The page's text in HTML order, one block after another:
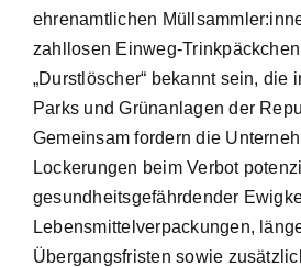
ehrenamtlichen
zahllosen Einweg-
„Durstlöscher“ bekannt sein, die
Parks und Grünanlagen der
Gemeinsam fordern die
Lockerungen beim Verbot
gesundheitsgefährdender
Lebensmittelverpackungen,
Übergangsfristen sowie